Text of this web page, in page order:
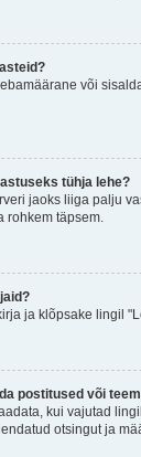
või
tühja lehe?
jaoks liiga palju
rohkem täpsem.
ja klõpsake lingil
postitused või
kui vajutad
otsingut ja